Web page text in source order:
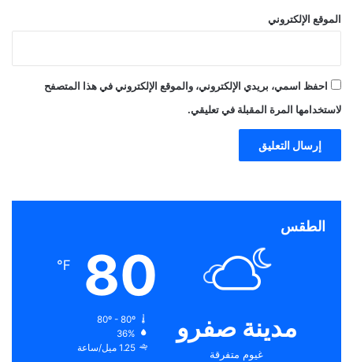
الموقع الإلكتروني
احفظ اسمي، بريدي الإلكتروني، والموقع الإلكتروني في هذا المتصفح
لاستخدامها المرة المقبلة في تعليقي.
الطقس
مدينة صفرو
غيوم متفرقة
80
℉
80º - 80º
36%
1.25 ميل/ساعة